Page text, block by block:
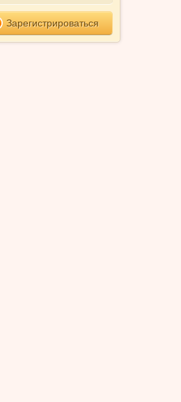
Зарегистрироваться